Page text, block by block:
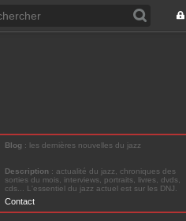
Blog : les dernières nouvelles du jazz
Description : actualité du jazz, chroniques des
sorties du mois, interviews, portraits, livres, dvds,
cds... L'essentiel du jazz actuel est sur les DNJ.
Contact